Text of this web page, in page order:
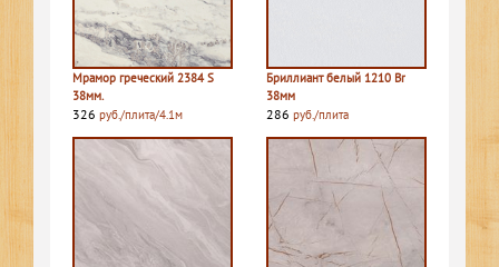
Мрамор греческий 2384 S
38мм.
326 руб./плита/4.1м
Бриллиант белый 1210 Br
38мм
286 руб./плита